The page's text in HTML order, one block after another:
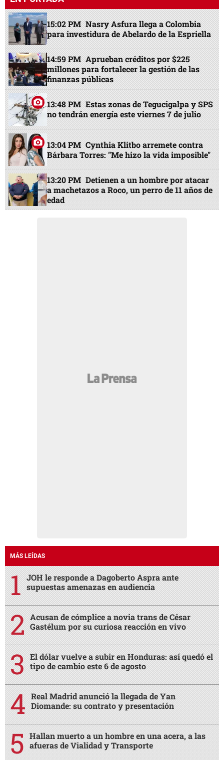
15:02 PM Nasry Asfura llega a Colombia
para investidura de Abelardo de la Espriella
14:59 PM Aprueban créditos por $225
millones para fortalecer la gestión de las
finanzas públicas
13:48 PM Estas zonas de Tegucigalpa y SPS
no tendrán energía este viernes 7 de julio
13:04 PM Cynthia Klitbo arremete contra
Bárbara Torres: "Me hizo la vida imposible"
13:20 PM Detienen a un hombre por atacar
a machetazos a Roco, un perro de 11 años de
edad
MÁS LEÍDAS
JOH le responde a Dagoberto Aspra ante
supuestas amenazas en audiencia
Acusan de cómplice a novia trans de César
Gastélum por su curiosa reacción en vivo
El dólar vuelve a subir en Honduras: así quedó el
tipo de cambio este 6 de agosto
Real Madrid anunció la llegada de Yan
Diomande: su contrato y presentación
Hallan muerto a un hombre en una acera, a las
afueras de Vialidad y Transporte